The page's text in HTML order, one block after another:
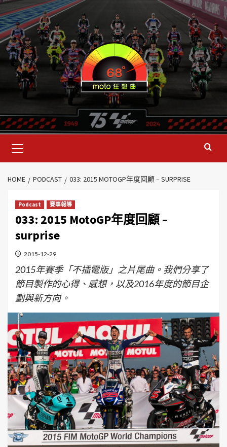
HOME PODCAST 033: 2015 MOTOGP年度回顧 – SURPRISE
Podcast 賽事報導
033: 2015 MotoGP年度回顧 –
surprise
2015-12-29
2015年賽季「不插電版」之片尾曲。我們分享了
節目製作的心得、感想，以及2016年度的節目企
劃與新方向。